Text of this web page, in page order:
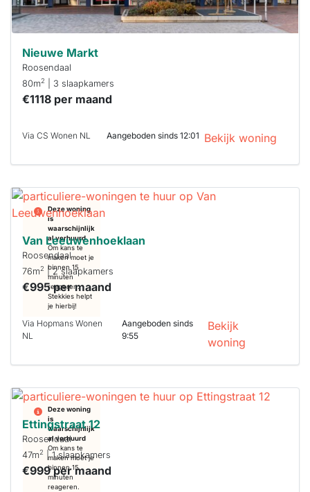
Nieuwe Markt
Roosendaal
80m2 | 3 slaapkamers
€1118 per maand
Via CS Wonen NL Aangeboden sinds 12:01 Bekijk woning
Deze woning
is
waarschijnlijk
al verhuurd
Om kans te
maken moet je
binnen 15
minuten
reageren.
Stekkies helpt
je hierbij!
Van Leeuwenhoeklaan
Roosendaal
76m2 | 2 slaapkamers
€995 per maand
Via Hopmans Wonen
NL
Aangeboden sinds
9:55
Bekijk
woning
Deze woning
is
waarschijnlijk
al verhuurd
Om kans te
maken moet je
binnen 15
minuten
reageren.
Ettingstraat 12
Roosendaal
47m2 | 1 slaapkamers
€999 per maand